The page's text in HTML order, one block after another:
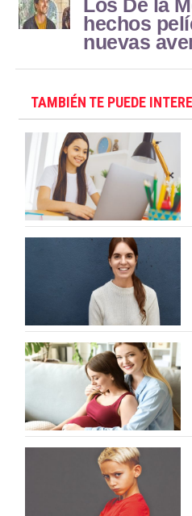
Los De la
hechos
nuevas
TAMBIÉN TE PUEDE